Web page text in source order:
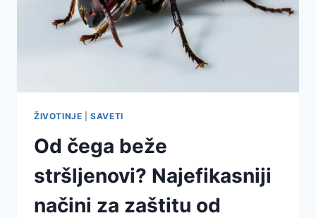
ŽIVOTINJE |SAVETI
Od čega beže
stršljenovi? Najefikasniji
načini za zaštitu od